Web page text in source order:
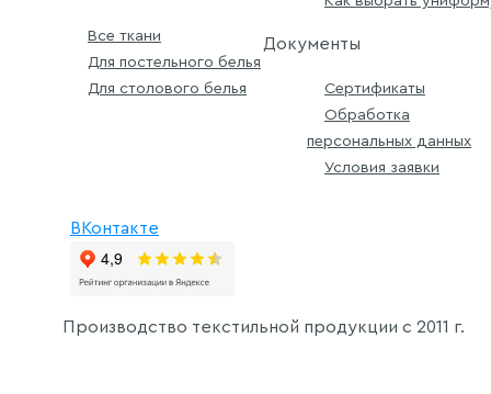
Все ткани
Для постельного белья
Для столового белья
Документы
Сертификаты
Обработка
персональных данных
Условия заявки
ВКонтакте
Производство текстильной продукции с 2011 г.